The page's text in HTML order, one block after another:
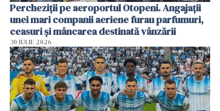
Percheziții pe aeroportul Otopeni. Angajații
unei mari companii aeriene furau parfumuri,
ceasuri și mâncarea destinată vânzării
30 IULIE 2026